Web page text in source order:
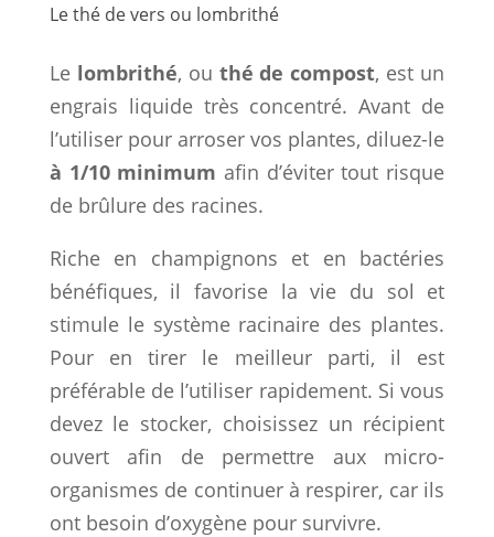
Le thé de vers ou lombrithé
Le lombrithé, ou thé de compost, est un
engrais liquide très concentré. Avant de
l’utiliser pour arroser vos plantes, diluez-le
à 1/10 minimum afin d’éviter tout risque
de brûlure des racines.
Riche en champignons et en bactéries
bénéfiques, il favorise la vie du sol et
stimule le système racinaire des plantes.
Pour en tirer le meilleur parti, il est
préférable de l’utiliser rapidement. Si vous
devez le stocker, choisissez un récipient
ouvert afin de permettre aux micro-
organismes de continuer à respirer, car ils
ont besoin d’oxygène pour survivre.